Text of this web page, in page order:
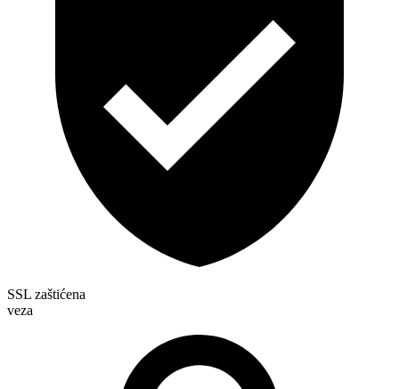
SSL zaštićena
veza